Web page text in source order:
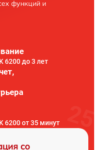
функций и
6200 до 3 лет
6200 от 35 минут
со